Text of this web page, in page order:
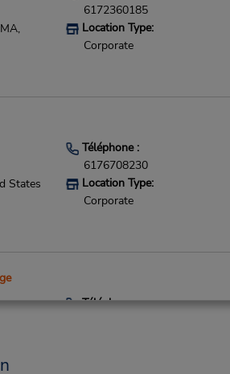
MA,
6172360185
Location Type:
Corporate
States
Téléphone :
6176708230
Location Type:
Corporate
Téléphone :